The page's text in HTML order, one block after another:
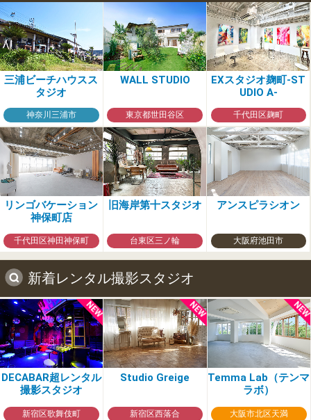
三浦ビーチハウスス
タジオ
神奈川三浦市
WALL STUDIO
東京都世田谷区
EXスタジオ麹町-ST
UDIO A-
千代田区麹町
リンゴバケーション
神保町店
千代田区神田神保町
旧海岸第十スタジオ
台東区三ノ輪
アンスピラシオン
大阪府池田市
新着レンタル撮影スタジオ
DECABAR超レンタル
撮影スタジオ
新宿区歌舞伎町
Studio Greige
新宿区西落合
Temma Lab（テンマ
ラボ）
大阪市北区天満